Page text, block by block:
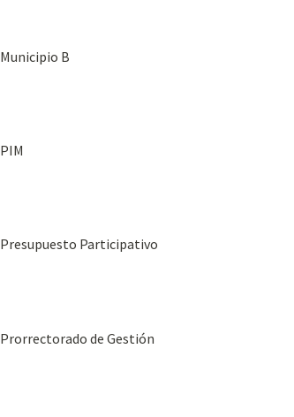
Municipio B
PIM
Presupuesto Participativo
Prorrectorado de Gestión